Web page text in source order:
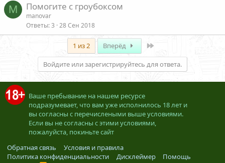
M Помогите с гроубоксом
manovar
Ответы 3 28 Сен 2018
1 из 2 Вперёд
Войдите или зарегистрируйтесь для ответа.
Ваше пребывание на нашем ресурсе
подразумевает, что вам уже исполнилось 18 лет и
вы согласны с перечислеными выше условиями.
Если вы не согласны с этими условиями,
пожалуйста, покиньте сайт
Обратная связь
Условия и правила
Политика конфиденциальности
Дисклеймер
Помощь